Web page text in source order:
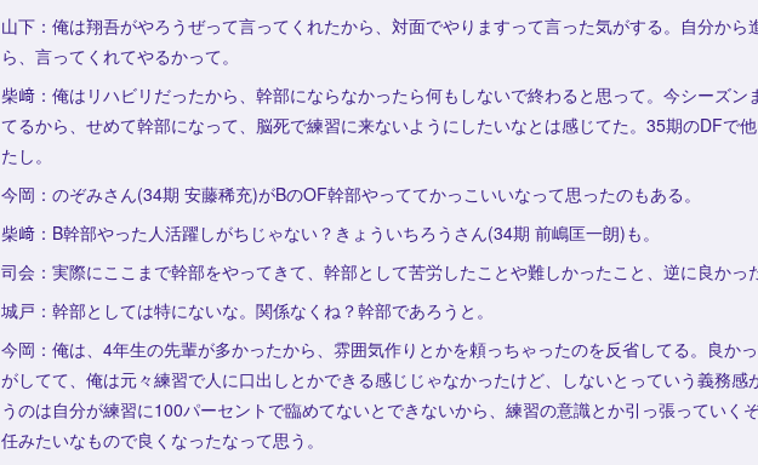
山下：俺は翔吾がやろうぜって言ってくれたから、対面でやりますって言った気がする。自分から
ら、言ってくれてやるかって。
柴﨑：俺はリハビリだったから、幹部にならなかったら何もしないで終わると思って。今シーズン
てるから、せめて幹部になって、脳死で練習に来ないようにしたいなとは感じてた。35期のDFで
たし。
今岡：のぞみさん(34期 安藤稀充)がBのOF幹部やっててかっこいいなって思ったのもある。
柴﨑：B幹部やった人活躍しがちじゃない？きょういちろうさん(34期 前嶋匡一朗)も。
司会：実際にここまで幹部をやってきて、幹部として苦労したことや難しかったこと、逆に良かっ
城戸：幹部としては特にないな。関係なくね？幹部であろうと。
今岡：俺は、4年生の先輩が多かったから、雰囲気作りとかを頼っちゃったのを反省してる。良か
がしてて、俺は元々練習で人に口出しとかできる感じじゃなかったけど、しないとっていう義務感
うのは自分が練習に100パーセントで臨めてないとできないから、練習の意識とか引っ張っていく
任みたいなもので良くなったなって思う。